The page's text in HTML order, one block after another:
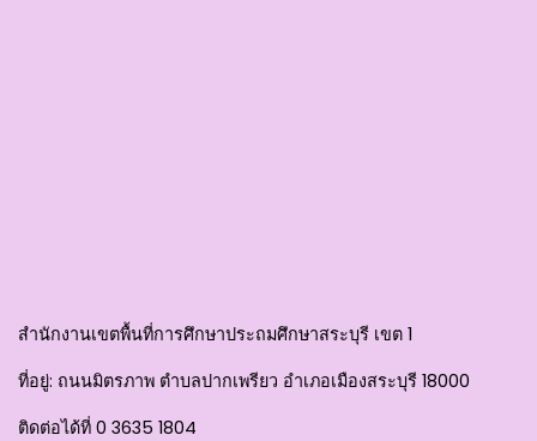
สำนักงานเขตพื้นที่การศึกษาประถมศึกษาสระบุรี เขต 1
ที่อยู่: ถนนมิตรภาพ ตำบลปากเพรียว อำเภอเมืองสระบุรี 18000
ติดต่อได้ที่ 0 3635 1804